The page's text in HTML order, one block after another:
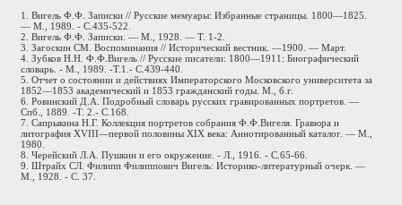
1. Вигель Ф.Ф. Записки // Русские мемуары: Избранные страницы. 1800—1825.
— М., 1989. - С.435-522.
2. Вигель Ф.Ф. Записки. — М., 1928. — Т. 1-2.
3. Загоскин СМ. Воспоминания // Исторический вестник. —1900. — Март.
4. Зубков Н.Н. Ф.Ф.Вигель // Русские писатели: 1800—1911: Биографический
словарь. - М., 1989. -Т.1.- С.439-440.
5. Отчет о состоянии и действиях Императорского Московского университета за
1852—1853 академический и 1853 гражданский годы. М., б.г.
6. Ровинский Д.А. Подробный словарь русских гравированных портретов. —
Спб., 1889. -Т. 2.- С.168.
7. Сапрыкина Н.Г. Коллекция портретов собрания Ф.Ф.Вигеля. Гравюра и
литография XVIII—первой половины XIX века: Аннотированный каталог. — М.,
1980.
8. Черейский Л.А. Пушкин и его окружение. - Л., 1916. - С.65-66.
9. Штрайх СЛ. Филипп Филиппович Вигель: Историко-литературный очерк. —
М., 1928. - С. 37.